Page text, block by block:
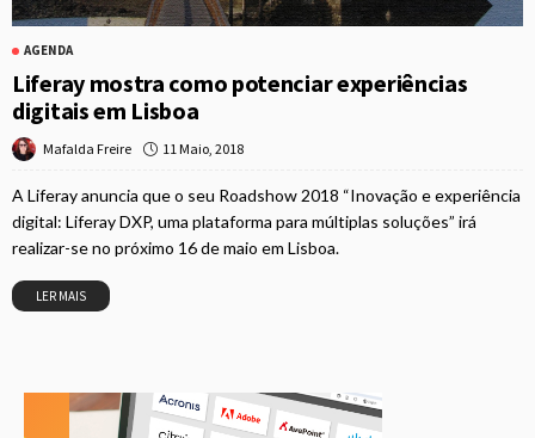
AGENDA
Liferay mostra como potenciar experiências
digitais em Lisboa
Mafalda Freire 11 Maio, 2018
A Liferay anuncia que o seu Roadshow 2018 “Inovação e experiência
digital: Liferay DXP, uma plataforma para múltiplas soluções” irá
realizar-se no próximo 16 de maio em Lisboa.
LER MAIS